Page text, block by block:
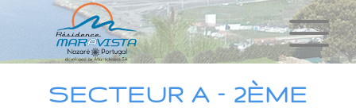
SECTEUR A – 2ÈME